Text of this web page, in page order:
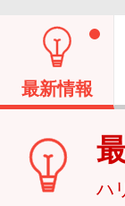
最新情報
ハ